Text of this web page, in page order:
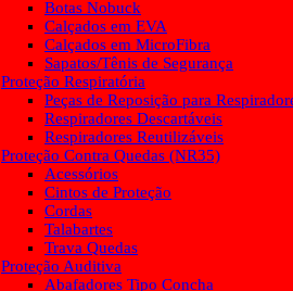
Botas Nobuck
Calçados em EVA
Calçados em MicroFibra
Sapatos/Tênis de Segurança
Proteção Respiratória
Peças de Reposição para
Respiradores Descartáveis
Respiradores Reutilizáveis
Proteção Contra Quedas (NR35)
Acessórios
Cintos de Proteção
Cordas
Talabartes
Trava Quedas
Proteção Auditiva
Abafadores Tipo Concha